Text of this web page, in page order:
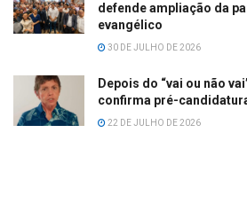
defende ampliação da
evangélico
30 DE JULHO DE 2026
Depois do “vai ou não
confirma pré-
22 DE JULHO DE 2026